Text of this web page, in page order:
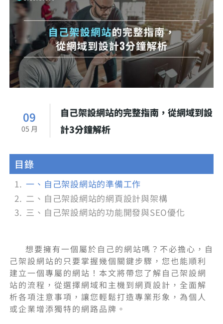
09
05 月
自己架設網站的完整指南，從網域到設
計3分鐘解析
目錄
一、自己架設網站的準備工作
二、自己架設網站的網頁設計與架構
三、自己架設網站的功能開發與SEO優化
想要擁有一個屬於自己的網站嗎？不必擔心，自
己架設網站的只要掌握幾個關鍵步驟，您也能順利
建立一個專屬的網站！本文將帶您了解自己架設網
站的流程，從選擇網域和主機到網頁設計，全面解
析各項注意事項，讓您輕鬆打造專業形象，為個人
或企業增添獨特的網路品牌。